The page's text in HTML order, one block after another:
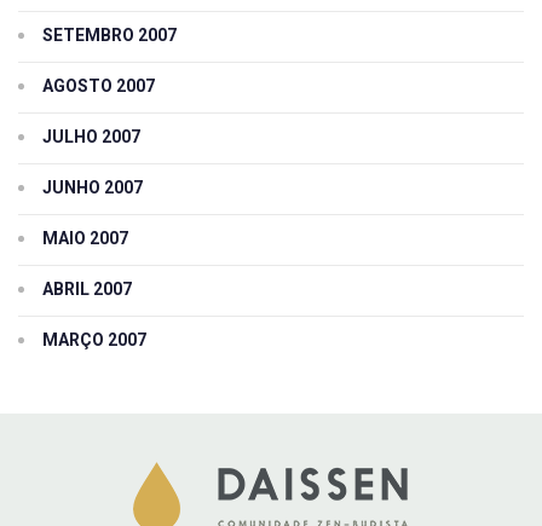
SETEMBRO 2007
AGOSTO 2007
JULHO 2007
JUNHO 2007
MAIO 2007
ABRIL 2007
MARÇO 2007